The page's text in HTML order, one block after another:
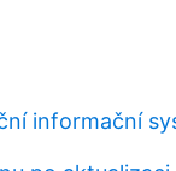
informační